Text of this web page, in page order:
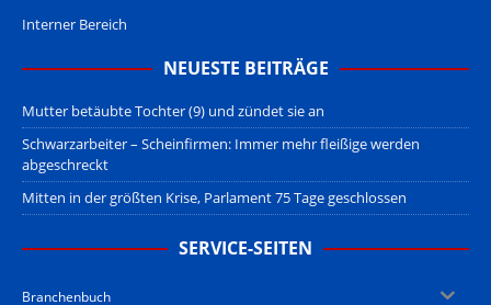
Interner Bereich
NEUESTE BEITRÄGE
Mutter betäubte Tochter (9) und zündet sie an
Schwarzarbeiter – Scheinfirmen: Immer mehr fleißige werden
abgeschreckt
Mitten in der größten Krise, Parlament 75 Tage geschlossen
SERVICE-SEITEN
Branchenbuch